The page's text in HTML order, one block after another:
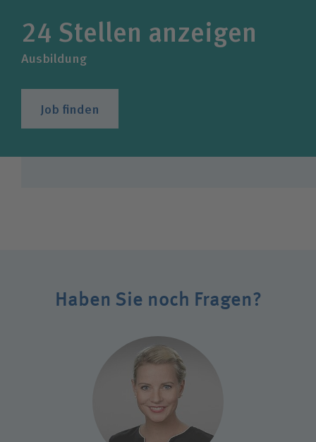
Ansprechpersonen am
StandortIhrer Wahl.
24 Stellen anzeigen
Ausbildung
Job finden
Haben Sie noch Fragen?